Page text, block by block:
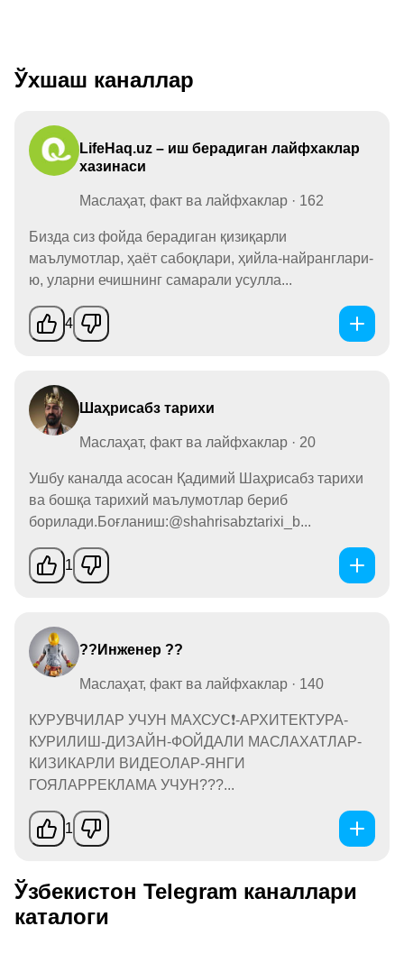
Ўхшаш каналлар
LifeHaq.uz – иш берадиган лайфхаклар
хазинаси
Маслаҳат, факт ва лайфхаклар · 162
Бизда сиз фойда берадиган қизиқарли
маълумотлар, ҳаёт сабоқлари, ҳийла-найранглари-
ю, уларни ечишнинг самарали усулла...
4
Шаҳрисабз тарихи
Маслаҳат, факт ва лайфхаклар · 20
Ушбу каналда асосан Қадимий Шаҳрисабз тарихи
ва бошқа тарихий маълумотлар бериб
борилади.Боғланиш:@shahrisabztarixi_b...
1
??Инженер ??
Маслаҳат, факт ва лайфхаклар · 140
КУРУВЧИЛАР УЧУН МАХСУС❗-АРХИТЕКТУРА-
КУРИЛИШ-ДИЗАЙН-ФОЙДАЛИ МАСЛАХАТЛАР-
КИЗИКАРЛИ ВИДЕОЛАР-ЯНГИ
ГОЯЛАРРЕКЛАМА УЧУН???...
1
Ўзбекистон Telegram каналлари
каталоги